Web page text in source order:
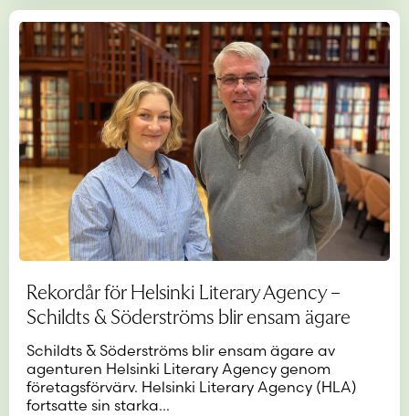
Rekordår för Helsinki Literary Agency –
Schildts & Söderströms blir ensam ägare
Schildts & Söderströms blir ensam ägare av
agenturen Helsinki Literary Agency genom
företagsförvärv. Helsinki Literary Agency (HLA)
fortsatte sin starka…